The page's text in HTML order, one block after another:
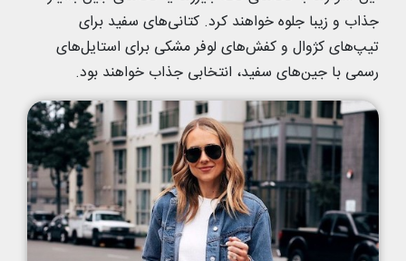
جذاب و زیبا جلوه خواهند کرد. کتانی‌های سفید برای
تیپ‌های کژوال و کفش‌های لوفر مشکی برای استایل‌های
رسمی با جین‌های سفید، انتخابی جذاب خواهند بود.